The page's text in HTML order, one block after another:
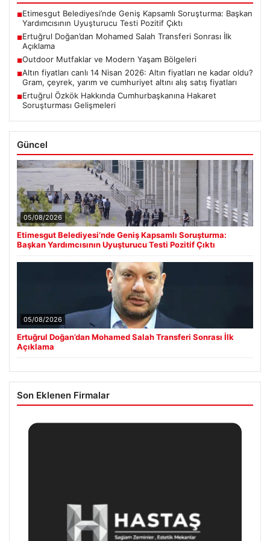
■Etimesgut Belediyesi’nde Geniş Kapsamlı Soruşturma: Başkan
Yardımcısının Uyuşturucu Testi Pozitif Çıktı
■Ertuğrul Doğan’dan Mohamed Salah Transferi Sonrası İlk
Açıklama
■Outdoor Mutfaklar ve Modern Yaşam Bölgeleri
■Altın fiyatları canlı 14 Nisan 2026: Altın fiyatları ne kadar oldu?
Gram, çeyrek, yarım ve cumhuriyet altını alış satış fiyatları
■Ertuğrul Özkök Hakkında Cumhurbaşkanına Hakaret
Soruşturması Gelişmeleri
Güncel
05/08/2026
Etimesgut Belediyesi’nde Geniş Kapsamlı Soruşturma:
Başkan Yardımcısının Uyuşturucu Testi Pozitif Çıktı
05/08/2026
Ertuğrul Doğan’dan Mohamed Salah Transferi Sonrası İlk
Açıklama
Son Eklenen Firmalar